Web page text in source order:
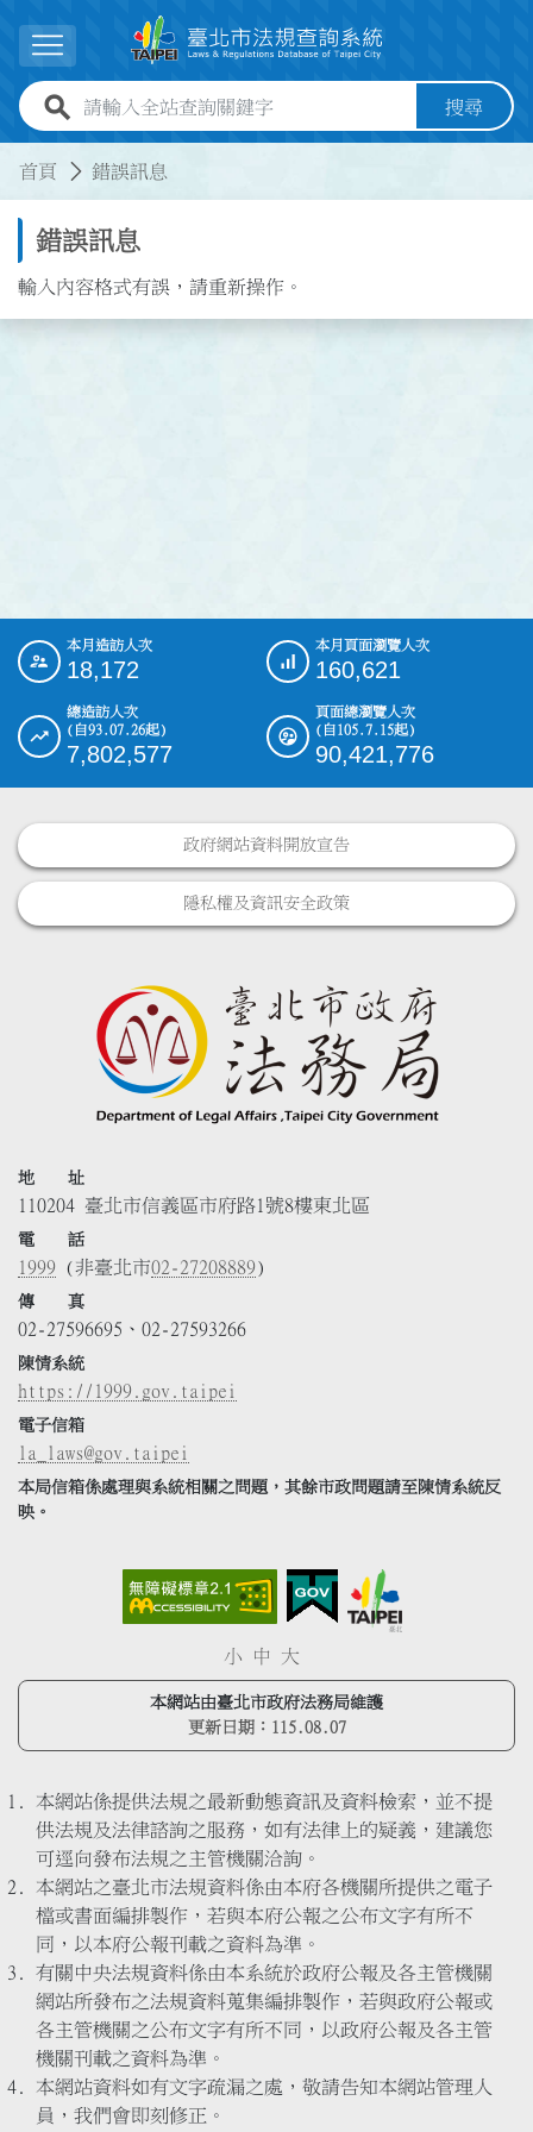
展開選單
全站查詢關鍵字欄位 搜尋
首頁 錯誤訊息
錯誤訊息
輸入內容格式有誤，請重新操作。
::: 本月造訪人次
18,172
本月頁面瀏覽人次
160,621
總造訪人次
(自93.07.26起)
7,802,577
頁面總瀏覽人次
(自105.7.15起)
90,421,776
政府網站資料開放宣告
隱私權及資訊安全政策
地 址
110204 臺北市信義區市府路1號8樓東北區
電 話
1999 (非臺北市02-27208889)
傳 真
02-27596695、02-27593266
陳情系統
https://1999.gov.taipei
電子信箱
la_laws@gov.taipei
本局信箱係處理與系統相關之問題，其餘市政問題請至陳情系統反
映。
小 中 大
本網站由臺北市政府法務局維護
更新日期： 115.08.07
本網站係提供法規之最新動態資訊及資料檢索，並不提
供法規及法律諮詢之服務，如有法律上的疑義，建議您
可逕向發布法規之主管機關洽詢。
本網站之臺北市法規資料係由本府各機關所提供之電子
檔或書面編排製作，若與本府公報之公布文字有所不
同，以本府公報刊載之資料為準。
有關中央法規資料係由本系統於政府公報及各主管機關
網站所發布之法規資料蒐集編排製作，若與政府公報或
各主管機關之公布文字有所不同，以政府公報及各主管
機關刊載之資料為準。
本網站資料如有文字疏漏之處，敬請告知本網站管理人
員，我們會即刻修正。